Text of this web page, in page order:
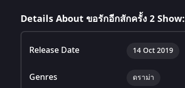
Details About ขอรักอีกสักครั้ง 2 Show:
Release Date 14 Oct 2019
Genres ดราม่า